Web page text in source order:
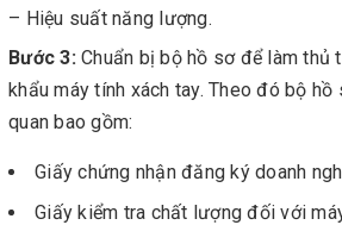
– Hiệu suất năng lượng.
Bước 3:Chuẩn bị bộ hồ sơ để làm thủ
khẩu máy tính xách tay. Theo đó bộ
quan bao gồm:
Giấy chứng nhận đăng ký doanh
Giấy kiểm tra chất lượng đối với